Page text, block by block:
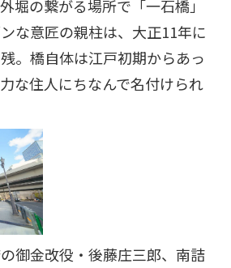
堀の繋がる場所で「一石橋」
な意匠の親柱は、大正11年に
。橋自体は江戸初期からあっ
な住人にちなんで名付けられ
の御金改役・後藤庄三郎、南詰